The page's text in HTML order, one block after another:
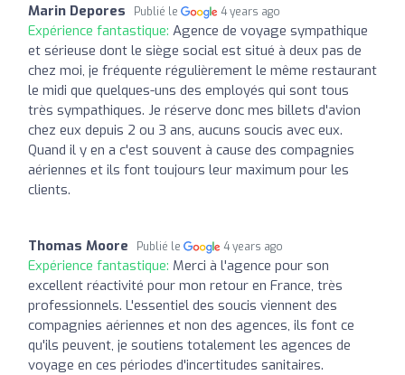
Marin Depores Publié le 4 years ago
Expérience fantastique: Agence de voyage sympathique
et sérieuse dont le siège social est situé à deux pas de
chez moi, je fréquente régulièrement le même restaurant
le midi que quelques-uns des employés qui sont tous
très sympathiques. Je réserve donc mes billets d'avion
chez eux depuis 2 ou 3 ans, aucuns soucis avec eux.
Quand il y en a c'est souvent à cause des compagnies
aériennes et ils font toujours leur maximum pour les
clients.
Thomas Moore Publié le 4 years ago
Expérience fantastique: Merci à l'agence pour son
excellent réactivité pour mon retour en France, très
professionnels. L'essentiel des soucis viennent des
compagnies aériennes et non des agences, ils font ce
qu'ils peuvent, je soutiens totalement les agences de
voyage en ces périodes d'incertitudes sanitaires.